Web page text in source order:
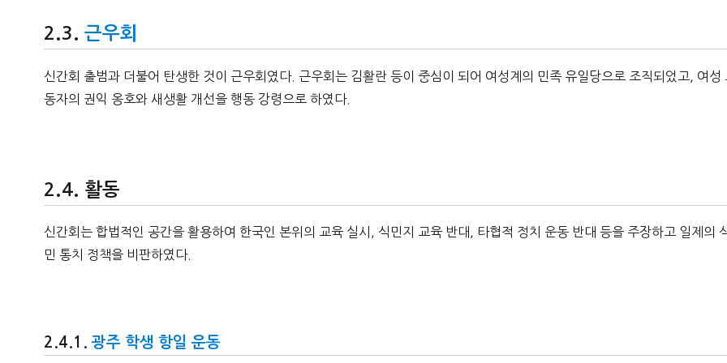
근우회
신간회 출범과 더불어 탄생한 것이 근우회였다. 근우회는 김활란 등이 중심이 되어 여성계의 민족 유일당으로 조직되었고, 여성
동자의 권익 옹호와 새생활 개선을 행동 강령으로 하였다.
활동
신간회는 합법적인 공간을 활용하여 한국인 본위의 교육 실시, 식민지 교육 반대, 타협적 정치 운동 반대 등을 주장하고 일제의
민 통치 정책을 비판하였다.
광주 학생 항일 운동